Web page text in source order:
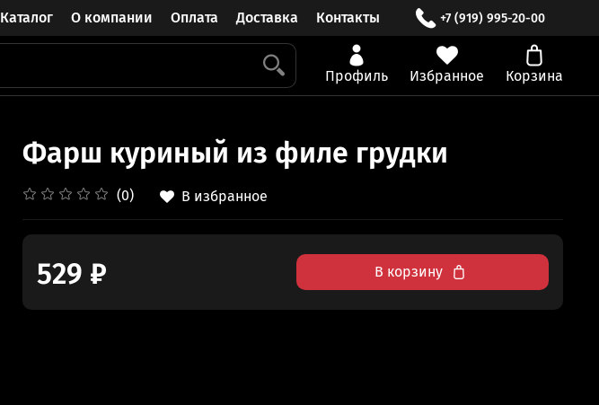
Каталог О компании Оплата Доставка Контакты +7 (919) 995-20-00
Профиль Избранное Корзина
Фарш куриный из филе грудки
(0) В избранное
529 ₽ В корзину